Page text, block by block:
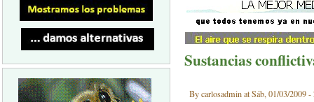
Sustancias
By carlosadmin at Sáb, 01/03/2009 -